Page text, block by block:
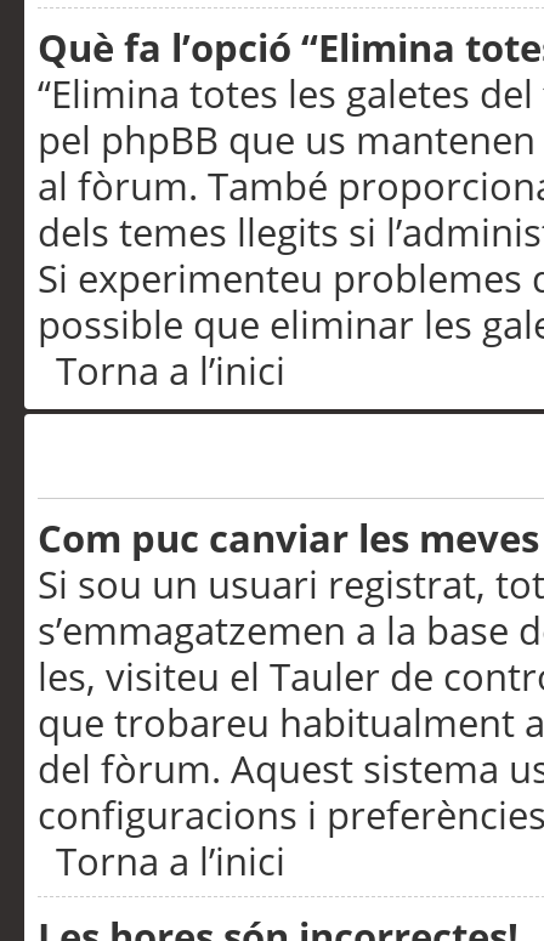
Què fa l’opció “Elimina
“Elimina totes les galetes
pel phpBB que us
al fòrum. També
dels temes llegits si
Si experimenteu problemes
possible que eliminar les
Torna a l’inici
Com puc canviar les
Si sou un usuari registrat,
s’emmagatzemen a la
les, visiteu el Tauler de
que trobareu habitualment
del fòrum. Aquest sistema
configuracions i
Torna a l’inici